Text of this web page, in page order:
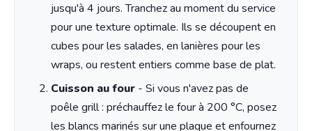
jusqu'à 4 jours. Tranchez au moment du service
pour une texture optimale. Ils se découpent en
cubes pour les salades, en lanières pour les
wraps, ou restent entiers comme base de plat.
Cuisson au four - Si vous n'avez pas de
poêle grill : préchauffez le four à 200 °C, posez
les blancs marinés sur une plaque et enfournez